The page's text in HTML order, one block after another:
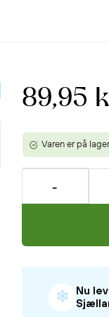
89,95
Varen er på
❄
Nu